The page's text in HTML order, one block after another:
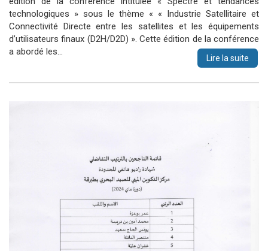
technologiques » sous le thème « « Industrie Satellitaire et
Connectivité Directe entre les satellites et les équipements
d’utilisateurs finaux (D2H/D2D) ». Cette édition de la conférence
a abordé les…
Lire la suite